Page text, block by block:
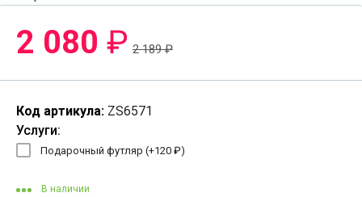
2 080 ₽ 2 189₽
Код артикула: ZS6571
Услуги:
Подарочный футляр (+120 ₽)
В наличии